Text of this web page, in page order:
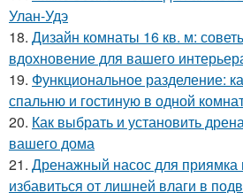
Улан-Удэ
18. Дизайн комнаты 16 кв. м:
вдохновение для вашего
19. Функциональное разделение:
спальню и гостиную в одной
20. Как выбрать и установить
вашего дома
21. Дренажный насос для приямка
избавиться от лишней влаги в